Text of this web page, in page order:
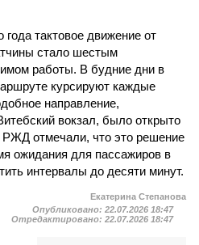
тактовое движение от
стало шестым
работы. В будние дни в
курсируют каждые
направление,
вокзал, было открыто
РЖД отмечали, что это решение
ожидания для пассажиров в
интервалы до десяти минут.
Екатерина Степанова
Опубликовано: 22.07.2026 18:47
Отредактировано: 22.07.2026 18:47